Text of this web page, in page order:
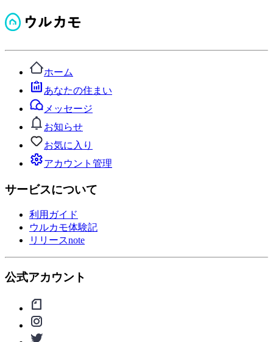
ホーム
あなたの住まい
メッセージ
お知らせ
お気に入り
アカウント管理
サービスについて
利用ガイド
ウルカモ体験記
リリースnote
公式アカウント